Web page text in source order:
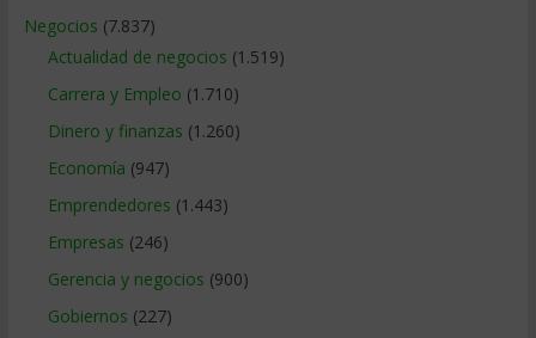
Negocios (7.837)
Actualidad de negocios (1.519)
Carrera y Empleo (1.710)
Dinero y finanzas (1.260)
Economía (947)
Emprendedores (1.443)
Empresas (246)
Gerencia y negocios (900)
Gobiernos (227)